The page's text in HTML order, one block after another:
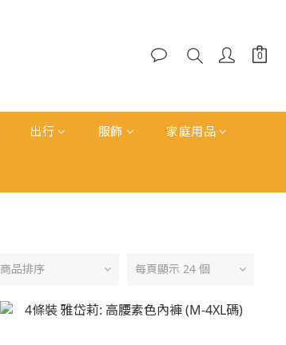
出行 服飾 家庭用品
商品排序 每頁顯示 24 個